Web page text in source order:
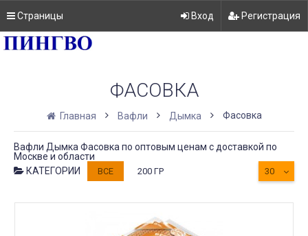
Страницы Вход Регистрация
ФАСОВКА
Главная Вафли Дымка Фасовка
Вафли Дымка Фасовка по оптовым ценам с доставкой по
Москве и области
КАТЕГОРИИ
ВСЕ 200 ГР 30